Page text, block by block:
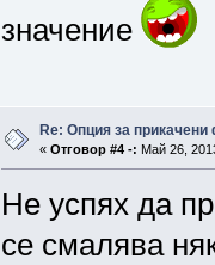
значение
Re: Опция за
« Отговор #4 -: Май 26,
Не успях да
се смалява